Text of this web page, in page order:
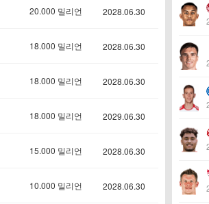
20.000 밀리언 2028.06.30
18.000 밀리언 2028.06.30
18.000 밀리언 2028.06.30
18.000 밀리언 2029.06.30
15.000 밀리언 2028.06.30
10.000 밀리언 2028.06.30